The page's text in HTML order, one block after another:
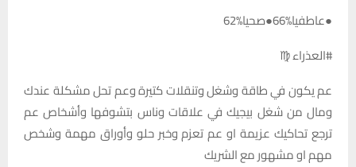
●عاطفيا%66●صحيا%62
#العذراء ♍
عم يكون في طاقة وشغل وتنقلات كتيرة وعم تحل مشكلة عندك
ومال من شغل بيجيك في علاقات وناس بتشوفها وأشخاص عم
ترجع تحاكيك عزيمة او عم تعزم وخبر حلو وأوراق مهمة وشخص
مهم او مشهور مع الشريك